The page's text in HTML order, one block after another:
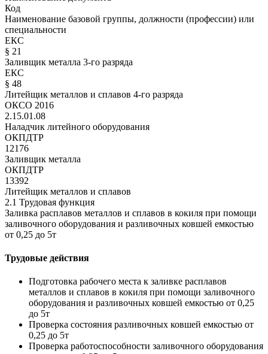
Код
Наименование базовой группы, должности (профессии) или
специальности
ЕКС
§ 21
Заливщик металла 3-го разряда
ЕКС
§ 48
Литейщик металлов и сплавов 4-го разряда
ОКСО 2016
2.15.01.08
Наладчик литейного оборудования
ОКПДТР
12176
Заливщик металла
ОКПДТР
13392
Литейщик металлов и сплавов
2.1 Трудовая функция
Заливка расплавов металлов и сплавов в кокиля при помощи
заливочного оборудования и разливочных ковшей емкостью
от 0,25 до 5т
Трудовые действия
Подготовка рабочего места к заливке расплавов
металлов и сплавов в кокиля при помощи заливочного
оборудования и разливочных ковшей емкостью от 0,25
до 5т
Проверка состояния разливочных ковшей емкостью от
0,25 до 5т
Проверка работоспособности заливочного оборудования